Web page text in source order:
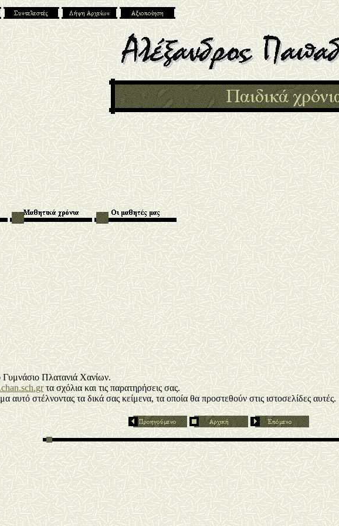
Γυμνάσιο Πλατανιά Χανίων.
τα σχόλια και τις παρατηρήσεις σας.
αυτό στέλνοντας τα δικά σας κείμενα, τα οποία θα προστεθούν στις ιστοσελίδες αυτές.